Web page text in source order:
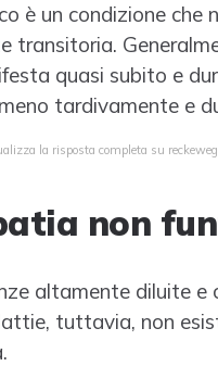
è un condizione che
transitoria.
quasi subito e
tardivamente e
la risposta completa su
non
altamente diluite e
tuttavia, non